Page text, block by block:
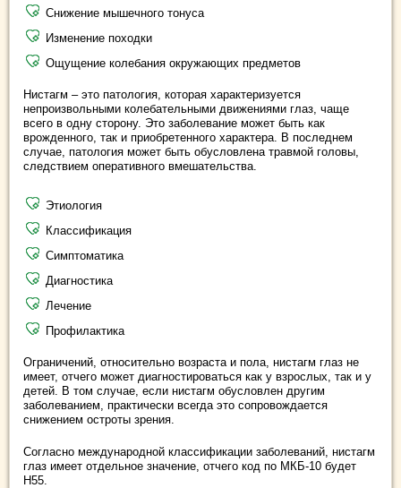
Снижение мышечного тонуса
Изменение походки
Ощущение колебания окружающих предметов
Нистагм – это патология, которая характеризуется
непроизвольными колебательными движениями глаз, чаще
всего в одну сторону. Это заболевание может быть как
врожденного, так и приобретенного характера. В последнем
случае, патология может быть обусловлена травмой головы,
следствием оперативного вмешательства.
Этиология
Классификация
Симптоматика
Диагностика
Лечение
Профилактика
Ограничений, относительно возраста и пола, нистагм глаз не
имеет, отчего может диагностироваться как у взрослых, так и у
детей. В том случае, если нистагм обусловлен другим
заболеванием, практически всегда это сопровождается
снижением остроты зрения.
Согласно международной классификации заболеваний, нистагм
глаз имеет отдельное значение, отчего код по МКБ-10 будет
Н55.